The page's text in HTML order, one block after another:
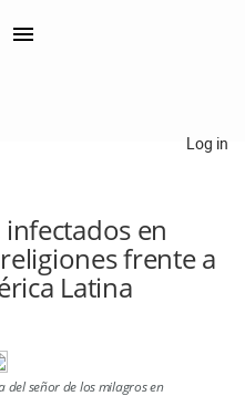
Log in
en
frente a
Latina
del señor de los milagros en